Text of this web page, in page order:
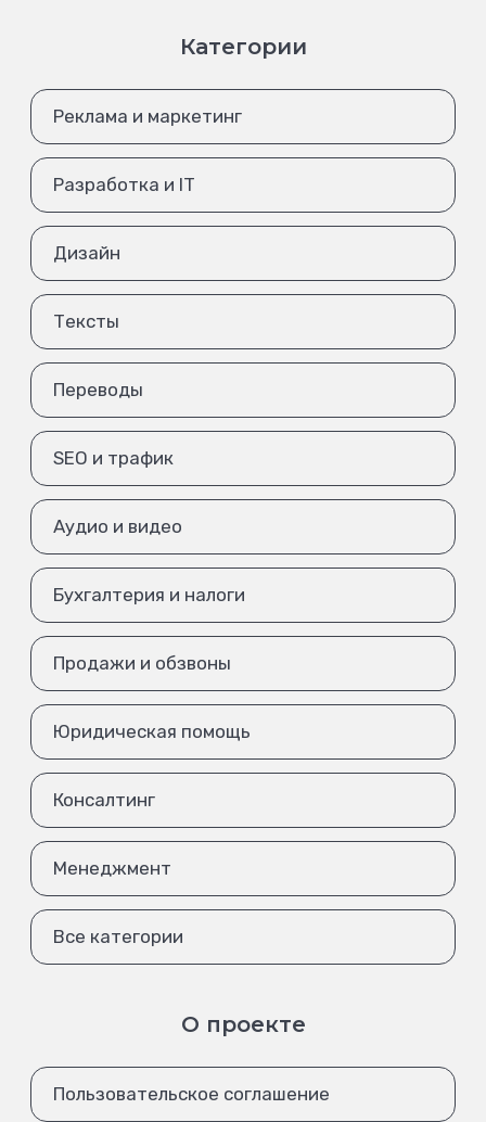
Категории
Реклама и маркетинг
Разработка и IT
Дизайн
Тексты
Переводы
SEO и трафик
Аудио и видео
Бухгалтерия и налоги
Продажи и обзвоны
Юридическая помощь
Консалтинг
Менеджмент
Все категории
О проекте
Пользовательское соглашение